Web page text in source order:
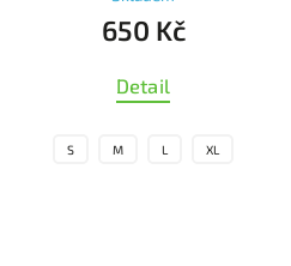
650 Kč
Detail
S M L XL